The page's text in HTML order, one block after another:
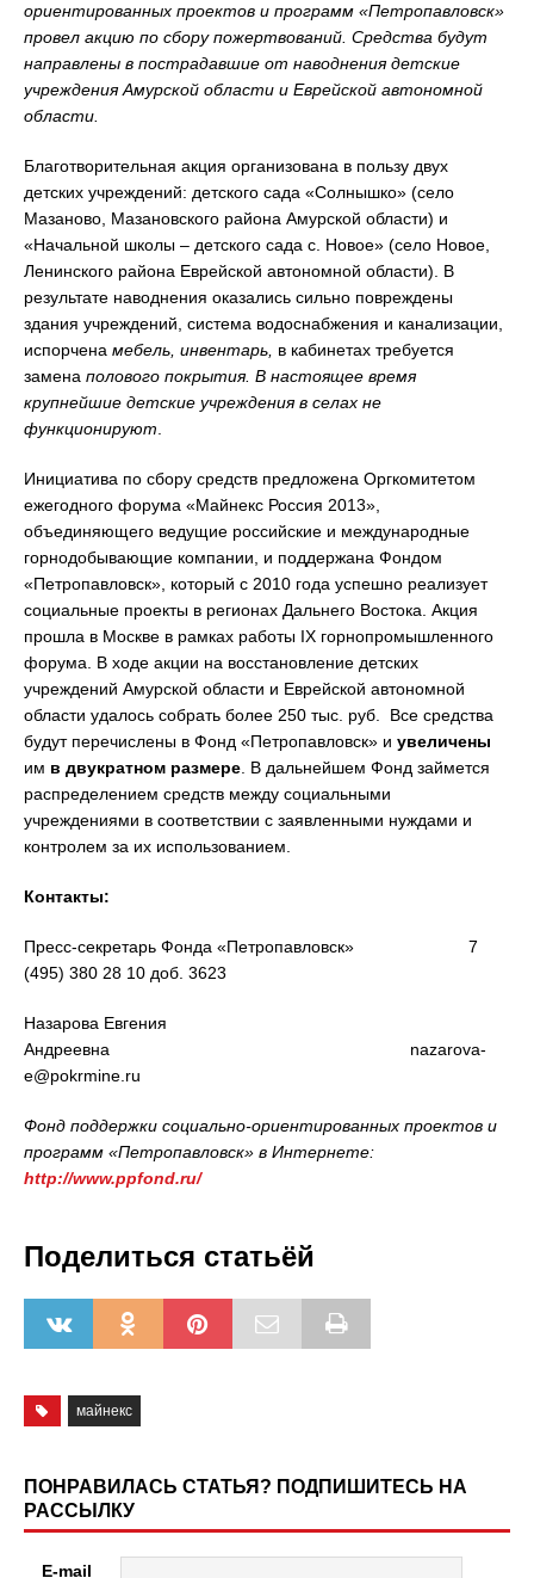
ориентированных проектов и программ «Петропавловск»
провел акцию по сбору пожертвований. Средства будут
направлены в пострадавшие от наводнения детские
учреждения Амурской области и Еврейской автономной
области.
Благотворительная акция организована в пользу двух
детских учреждений: детского сада «Солнышко» (село
Мазаново, Мазановского района Амурской области) и
«Начальной школы – детского сада с. Новое» (село Новое,
Ленинского района Еврейской автономной области). В
результате наводнения оказались сильно повреждены
здания учреждений, система водоснабжения и канализации,
испорчена мебель, инвентарь, в кабинетах требуется
замена полового покрытия. В настоящее время
крупнейшие детские учреждения в селах не
функционируют
Инициатива по сбору средств предложена Оргкомитетом
ежегодного форума «Майнекс Россия 2013»,
объединяющего ведущие российские и международные
горнодобывающие компании, и поддержана Фондом
«Петропавловск», который с 2010 года успешно реализует
социальные проекты в регионах Дальнего Востока. Акция
прошла в Москве в рамках работы IX горнопромышленного
форума. В ходе акции на восстановление детских
учреждений Амурской области и Еврейской автономной
области удалось собрать более 250 тыс. руб. Все средства
будут перечислены в Фонд «Петропавловск» и увеличены
им в двукратном размере . В дальнейшем Фонд займется
распределением средств между социальными
учреждениями в соответствии с заявленными нуждами и
контролем за их использованием.
Контакты:
Пресс-секретарь Фонда «Петропавловск» 7
(495) 380 28 10 доб. 3623
Назарова Евгения
Андреевна nazarova-
e@pokrmine.ru
Фонд поддержки социально-ориентированных проектов и
программ «Петропавловск» в Интернете:
http://www.ppfond.ru/
Поделиться статьёй
майнекс
ПОНРАВИЛАСЬ СТАТЬЯ? ПОДПИШИТЕСЬ НА
РАССЫЛКУ
E-mail